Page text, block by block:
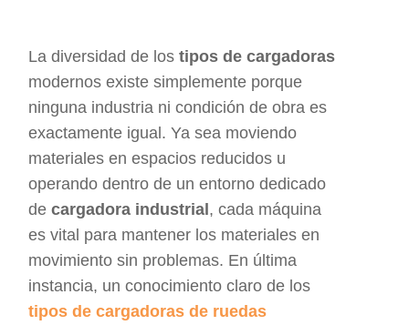
La diversidad de lostipos de cargadoras
modernos existe simplemente porque
ninguna industria ni condición de obra es
exactamente igual. Ya sea moviendo
materiales en espacios reducidos u
operando dentro de un entorno dedicado
decargadora industrial, cada máquina
es vital para mantener los materiales en
movimiento sin problemas. En última
instancia, un conocimiento claro de los
tipos de cargadoras de ruedas